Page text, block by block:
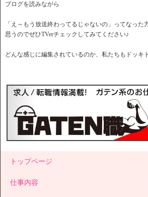
ブログを読みながら
「え～もう放送終わってるじゃないの」ってなった
思うのでぜひTVerチェックしてみてください♪
どんな感じに編集されているのか、私たちもドッキ
トップページ
仕事内容